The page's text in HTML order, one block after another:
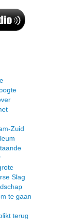
Zuid
Slag
te gaan
terug